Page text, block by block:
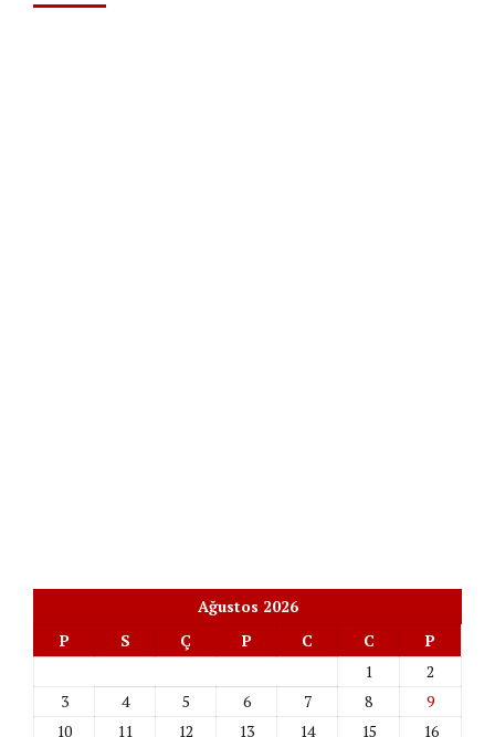
Ağustos 2026
P
S Ç P C C
P
1
2
3
4 5 6 7 8
9
10
11 12 13 14 15 16